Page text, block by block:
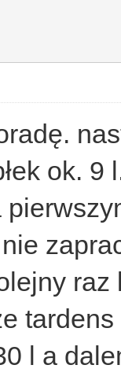
ok.
l a